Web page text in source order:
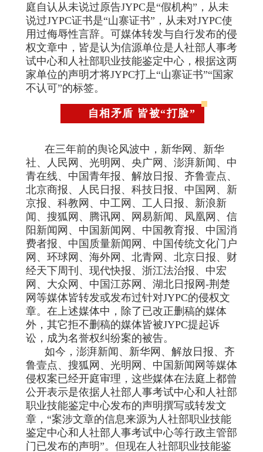
庭自认从未说过原告JYPC是“假机构”，从未
说过JYPC证书是“山寨证书”，从未对JYPC使
用过侮辱性言辞。可媒体转发与自行发布的侵
权文章中，皆是认为信源单位是人社部人事考
试中心和人社部职业技能鉴定中心，根据这两
家单位的声明才将JYPC打上“山寨证书”“国家
不认可”的标签。
自相矛盾 皆被“打脸”
在三年前的舆论风波中，新华网、新华
社、人民网、光明网、央广网、澎湃新闻、中
青在线、中国青年报、解放日报、齐鲁壹点、
北京商报、人民日报、科技日报、中国网、新
京报、科教网、中工网、工人日报、新浪新
闻、搜狐网、腾讯网、网易新闻、凤凰网、信
阳新闻网、中国新闻网、中国教育报、中国消
费者报、中国质量新闻网、中国传统文化门户
网、环球网、海外网、北青网、北京日报、财
经天下周刊、现代快报、浙江法治报、中宏
网、大众网、中国江苏网、湖北日报网-荆楚
网等媒体皆转发或发布过针对JYPC的侵权文
章。在上述媒体中，除了已改正删稿的媒体
外，其它拒不删稿的媒体皆被JYPC提起诉
讼，成为名誉权纠纷案的被告。
如今，澎湃新闻、新华网、解放日报、齐
鲁壹点、搜狐网、光明网、中国新闻网等媒体
侵权案已经开庭审理，这些媒体在法庭上都曾
公开表示是依据人社部人事考试中心和人社部
职业技能鉴定中心发布的声明撰写或转发文
章，“案涉文章的信息来源为人社部职业技能
鉴定中心和人社部人事考试中心等行政主管部
门已发布的声明”。但现在人社部职业技能鉴